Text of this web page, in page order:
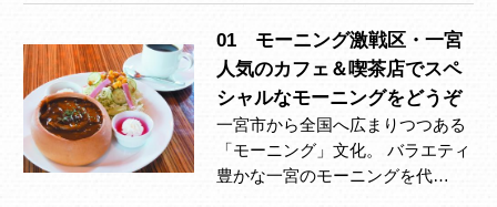
01 モーニング激戦区・一宮
人気のカフェ＆喫茶店でスペ
シャルなモーニングをどうぞ
一宮市から全国へ広まりつつある
「モーニング」文化。 バラエティ
豊かな一宮のモーニングを代…